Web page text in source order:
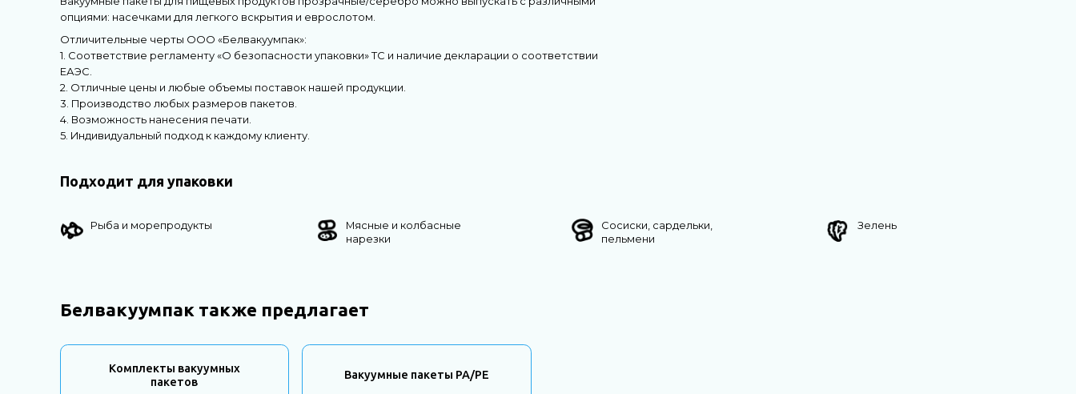
опциями: насечками для легкого вскрытия и еврослотом.
Отличительные черты ООО «Белвакуумпак»:
1. Соответствие регламенту «О безопасности упаковки» ТС и наличие декларации о соответствии
ЕАЭС.
2. Отличные цены и любые объемы поставок нашей продукции.
3. Производство любых размеров пакетов.
4. Возможность нанесения печати.
5. Индивидуальный подход к каждому клиенту.
Подходит для упаковки
Рыба и морепродукты
Мясные и колбасные
нарезки
Сосиски, сардельки,
пельмени
Зелень
Белвакуумпак также предлагает
Комплекты вакуумных
пакетов
Вакуумные пакеты PA/PE